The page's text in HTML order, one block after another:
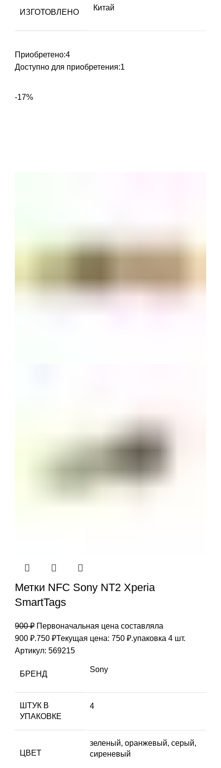
ИЗГОТОВЛЕНО
Китай
Приобретено:4
Доступно для приобретения:1
-17%
Метки NFC Sony NT2 Xperia
SmartTags
900₽ Первоначальная цена составляла
900 ₽.750 ₽Текущая цена: 750 ₽.упаковка 4 шт.
Артикул: 569215
БРЕНД
Sony
ШТУК В
УПАКОВКЕ
4
ЦВЕТ
зеленый, оранжевый, серый,
сиреневый